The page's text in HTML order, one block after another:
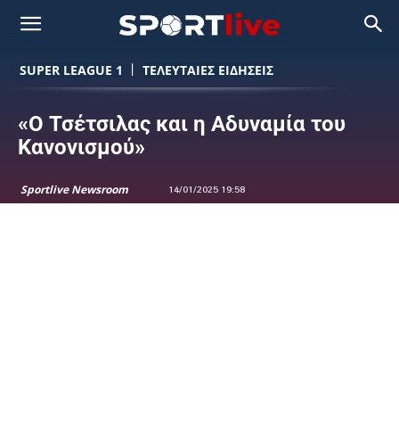
SUPER LEAGUE 1 ΤΕΛΕΥΤΑΙΕΣ ΕΙΔΗΣΕΙΣ
«Ο Τσέτσιλας και η Αδυναμία του
Κανονισμού»
Sportlive Newsroom 14/01/2025 19:58